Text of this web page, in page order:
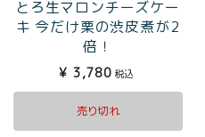
とろ生マロンチーズケー
キ 今だけ栗の渋皮煮が2
倍！
¥ 3,780 税込
売り切れ